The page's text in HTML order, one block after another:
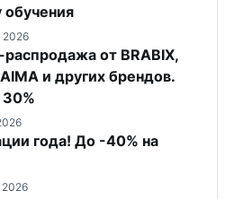
обучения
2026
от BRABIX,
и других брендов.
года! До -40% на
2026